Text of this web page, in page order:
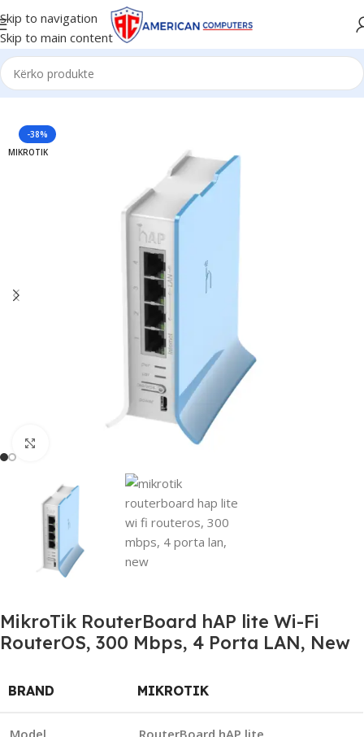
Skip to navigation
Skip to main content
Kreu/Network/WIFI Routers
-38%
MIKROTIK
MikroTik RouterBoard hAP lite Wi-Fi
RouterOS, 300 Mbps, 4 Porta LAN, New
BRAND MIKROTIK
Model RouterBoard hAP lite